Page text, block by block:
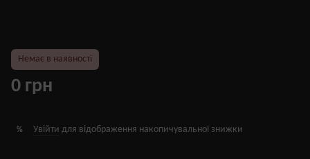
Немає в наявності
0 грн
% Увійти для відображення накопичувальної знижки